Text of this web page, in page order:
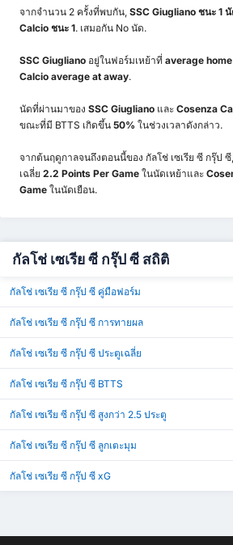
จากจำนวน 2 ครั้งที่พบกัน, SSC Giugliano ชนะ 1
Calcio ชนะ 1. เสมอกัน No นัด.
SSC Giugliano อยู่ในฟอร์มเหย้าที่ average
Calcio average at away.
นัดที่ผ่านมาของ SSC Giugliano และ Cosenza
ขณะที่มี BTTS เกิดขึ้น 50% ในช่วงเวลาดังกล่าว.
จากต้นฤดูกาลจนถึงตอนนี้ของ กัลโช่ เซเรีย ซี กรุ๊ป ซี,
เฉลี่ย 2.2 Points Per Game ในนัดเหย้าและ
Game ในนัดเยือน.
กัลโช่ เซเรีย ซี กรุ๊ป ซี สถิติ
กัลโช่ เซเรีย ซี กรุ๊ป ซี คู่มือฟอร์ม
กัลโช่ เซเรีย ซี กรุ๊ป ซี การทายผล
กัลโช่ เซเรีย ซี กรุ๊ป ซี ประตูเฉลี่ย
กัลโช่ เซเรีย ซี กรุ๊ป ซี BTTS
กัลโช่ เซเรีย ซี กรุ๊ป ซี สูงกว่า 2.5 ประตู
กัลโช่ เซเรีย ซี กรุ๊ป ซี ลูกเตะมุม
กัลโช่ เซเรีย ซี กรุ๊ป ซี xG